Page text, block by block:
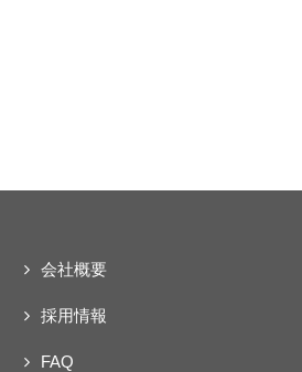
会社概要
採用情報
FAQ